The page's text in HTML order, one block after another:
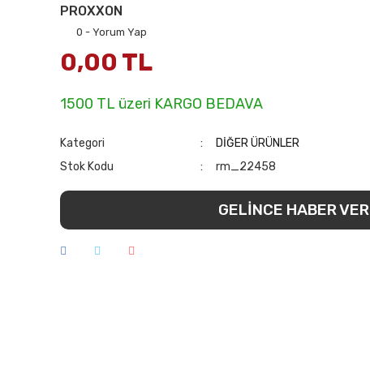
PROXXON
0 - Yorum Yap
0,00 TL
1500 TL üzeri KARGO BEDAVA
Kategori
DİĞER ÜRÜNLER
Stok Kodu
rm_22458
GELİNCE HABER VER